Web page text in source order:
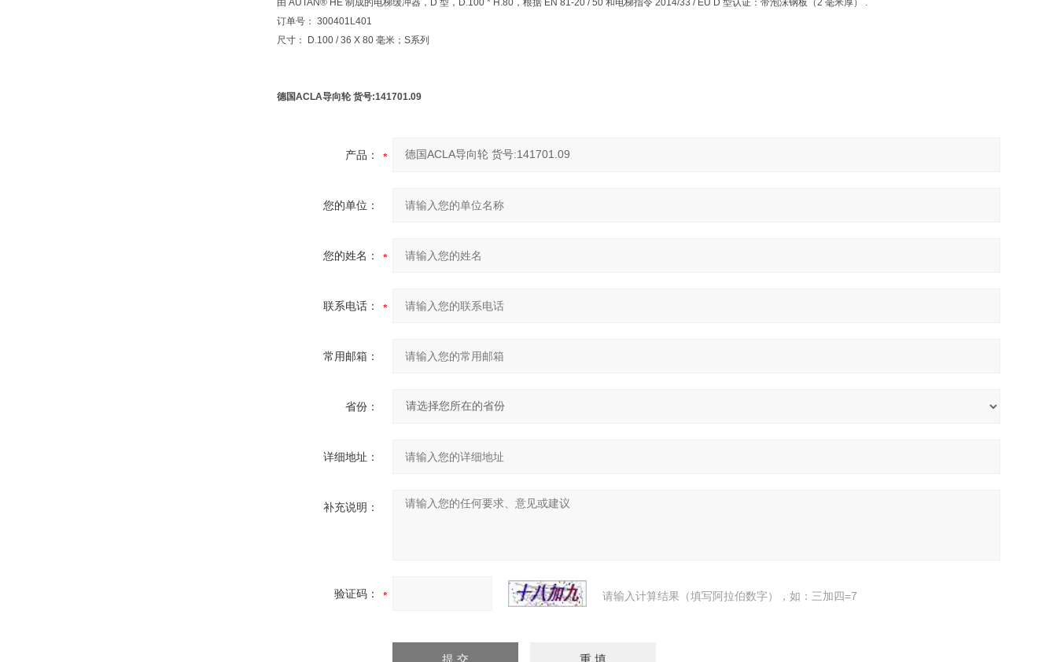
由 AUTAN® HE 制成的电梯缓冲器，D 型，D.100 * H.80，根据 EN 81-20 / 50 和电梯指令 2014/33 / EU D 型认证：带泡沫钢板（2 毫米厚） .
订单号： 300401L401
尺寸： D.100 / 36 X 80 毫米；S系列
德国ACLA导向轮 货号:141701.09
产品：
您的单位：
您的姓名：
联系电话：
常用邮箱：
省份：
详细地址：
补充说明：
验证码： 请输入计算结果（填写阿拉伯数字），如：三加四=7